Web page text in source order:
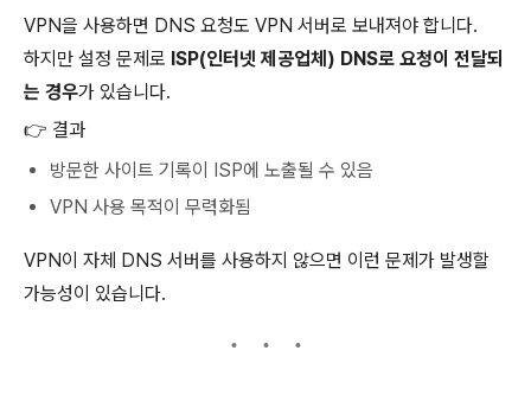
VPN을 사용하면 DNS 요청도 VPN 서버로 보내져야 합니다.
하지만 설정 문제로 ISP(인터넷 제공업체) DNS로 요청이 전달되
는 경우가 있습니다.
👉 결과
방문한 사이트 기록이 ISP에 노출될 수 있음
VPN 사용 목적이 무력화됨
VPN이 자체 DNS 서버를 사용하지 않으면 이런 문제가 발생할
가능성이 있습니다.